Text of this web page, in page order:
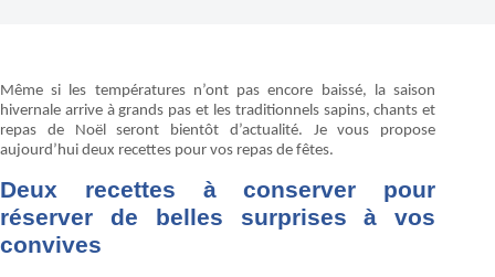
Même si les températures n’ont pas encore baissé, la saison
hivernale arrive à grands pas et les traditionnels sapins, chants et
repas de Noël seront bientôt d’actualité. Je vous propose
aujourd’hui deux recettes pour vos repas de fêtes.
Deux recettes à conserver pour
réserver de belles surprises à vos
convives